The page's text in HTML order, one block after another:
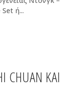
ή...
ΚΑΙ